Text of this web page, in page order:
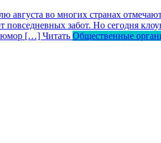
августа во многих странах
забот. Но сегодня
юмор […] Читать Общественные